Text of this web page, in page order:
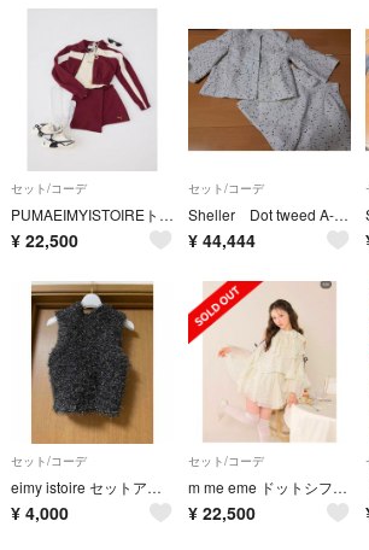
セット/コーデ
PUMAEIMYISTOIREトラックジャケットスカショーパンタンクトップset
¥ 22,500
セット/コーデ
Sheller Dot tweed A-line jacket pants
¥ 44,444
セット/コーデ
eimy istoire セットアップ
¥ 4,000
セット/コーデ
m me eme ドットシフォンラッフルセットアップ
¥ 22,500